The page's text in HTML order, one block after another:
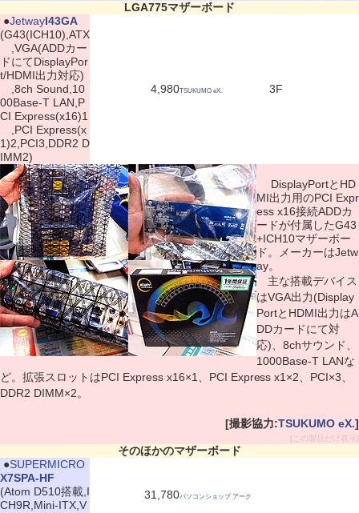
LGA775マザーボード
●JetwayI43GA
(G43(ICH10),ATX
,VGA(ADDカー
ドにてDisplayPor
t/HDMI出力対応)
,8ch Sound,10
00Base-T LAN,P
CI Express(x16)1
,PCI Express(x
1)2,PCI3,DDR2 D
IMM2)
4,980TSUKUMO eX. 3F
DisplayPortとHD
MI出力用のPCI Expr
ess x16接続ADDカ
ードが付属したG43
+ICH10マザーボー
ド。メーカーはJetw
ay。
主な搭載デバイス
はVGA出力(Display
PortとHDMI出力はA
DDカードにて対
応)、8chサウンド、
1000Base-T LANな
ど。拡張スロットはPCI Express x16×1、PCI Express x1×2、PCI×3、
DDR2 DIMM×2。
[撮影協力:TSUKUMO eX.]
[この製品だけ表示]
そのほかのマザーボード
●SUPERMICRO
X7SPA-HF
(Atom D510搭載,I
CH9R,Mini-ITX,V
31,780パソコンショップ アーク